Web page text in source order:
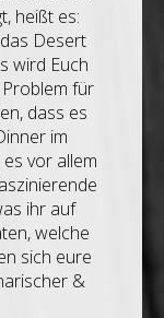
heißt es:
Desert
wird Euch
für
dass es
im
vor allem
ihr auf
welche
sich eure
&